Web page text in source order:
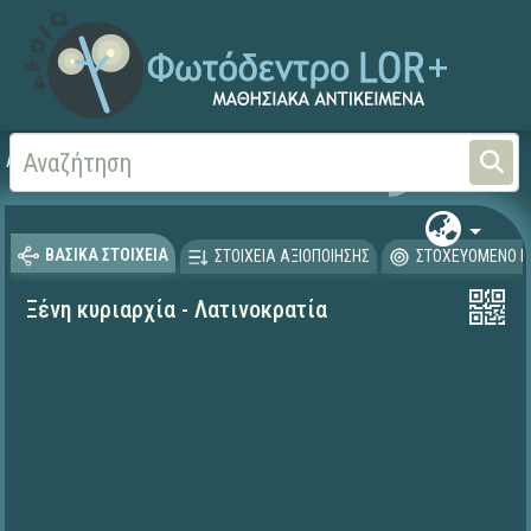
Αρχική
ΒΑΣΙΚΑ ΣΤΟΙΧΕΙΑ ΣΤΟΙΧΕΙΑ ΑΞΙΟΠΟΙΗΣΗΣ ΣΤΟΧΕΥΟΜΕΝΟ
Ξένη κυριαρχία - Λατινοκρατία